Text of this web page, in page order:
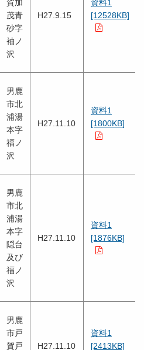
賀加
茂青
砂字
袖ノ
沢
H27.9.15
資料1
[12528KB]
男鹿
市北
浦湯
本字
福ノ
沢
H27.11.10
資料1
[1800KB]
男鹿
市北
浦湯
本字
隠台
及び
福ノ
沢
H27.11.10
資料1
[1876KB]
男鹿
市戸
賀戸
H27.11.10
資料1
[2413KB]